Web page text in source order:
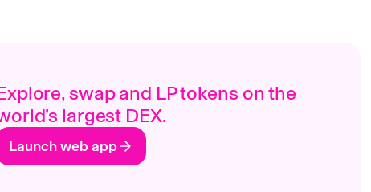
swap and LP tokens on the
largest DEX.
Launch web app